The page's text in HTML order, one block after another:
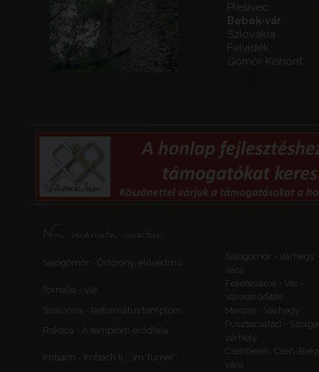
Plešivec
Bebek-vár
Szlovákia
Felvidék
Gömör-Kishont
Nou încărcate, corecturi
Sajógömör - Őrtorony, elővédmű
Sajógömör - Várhegy
vára
Tornalja - Vár
Feketeváros - Vár -
Városerődítés
Szalonna - Református templom
Meszes - Várhegy
Rakaca - A templom erődfala
Pusztacsalád -
várhely
Imbach - Imbach II., „Im Turner”
Csehberek, Cseh-
vára